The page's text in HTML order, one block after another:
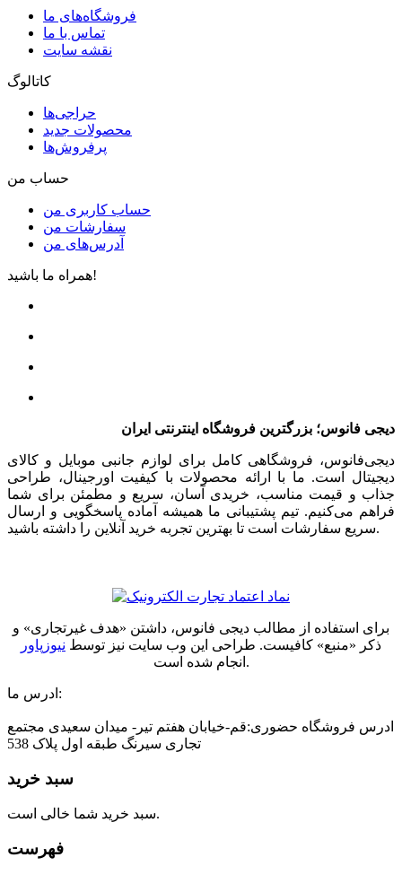
فروشگاه‌های ما
تماس با ما
نقشه سایت
کاتالوگ
حراجی‌ها
محصولات جدید
پرفروش‌ها
حساب من
حساب کاربری من
سفارشات من
آدرس‌های من
همراه ما باشید!
دیجی فانوس؛ بزرگترین فروشگاه اینترنتی ایران
دیجی‌فانوس، فروشگاهی کامل برای لوازم جانبی موبایل و کالای
دیجیتال است. ما با ارائه محصولات با کیفیت اورجینال، طراحی
جذاب و قیمت مناسب، خریدی آسان، سریع و مطمئن برای شما
فراهم می‌کنیم. تیم پشتیبانی ما همیشه آماده پاسخگویی و ارسال
سریع سفارشات است تا بهترین تجربه خرید آنلاین را داشته باشید.
برای استفاده از مطالب دیجی فانوس، داشتن «هدف غیرتجاری» و
ذکر «منبع» کافیست. طراحی این وب سایت نیز توسط نیوزپاور
انجام شده است.
ادرس ما:
ادرس فروشگاه حضوری:قم-خیابان هفتم تیر- میدان سعیدی مجتمع
تجاری سیرنگ طبقه اول پلاک 538
سبد خرید
سبد خرید شما خالی است.
فهرست